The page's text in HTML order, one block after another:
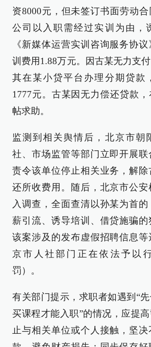
资8000元，但未签订书面劳动
公司以入职需经过实训为由，
《新媒体运营实训咨询服务协
训费用1.88万元。因古某无力支
其在某小贷平台办理分期贷款
1777元。古某因无力偿还贷款
帖求助。
监测到相关舆情后，北京市朝
社、市场监管等部门立即开展
责令该单位停止相关业务，解除
还所收费用。随后，北京市公
入调查，全面查清以孙某为首
薪引流、诱导培训、借贷施骗
该案涉及的发布虚假招聘信息
京市人社部门正在依法予以
罚）。
有关部门提示，求职者如遇到“
买课程才能入职”的情况，应提
止与相关单位或个人接触，坚